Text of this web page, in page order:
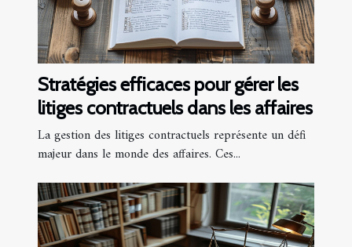
Stratégies efficaces pour gérer les
litiges contractuels dans les affaires
La gestion des litiges contractuels représente un défi
majeur dans le monde des affaires. Ces...